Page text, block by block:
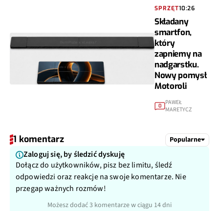
SPRZĘT10:26
Składany
smartfon,
który
zapniemy na
nadgarstku.
Nowy pomysł
Motoroli
0
PAWEŁ
MARETYCZ
1 komentarz Popularne
Zaloguj się, by śledzić dyskuję
Dołącz do użytkowników, pisz bez limitu, śledź
odpowiedzi oraz reakcje na swoje komentarze. Nie
przegap ważnych rozmów!
Możesz dodać 3 komentarze w ciągu 14 dni